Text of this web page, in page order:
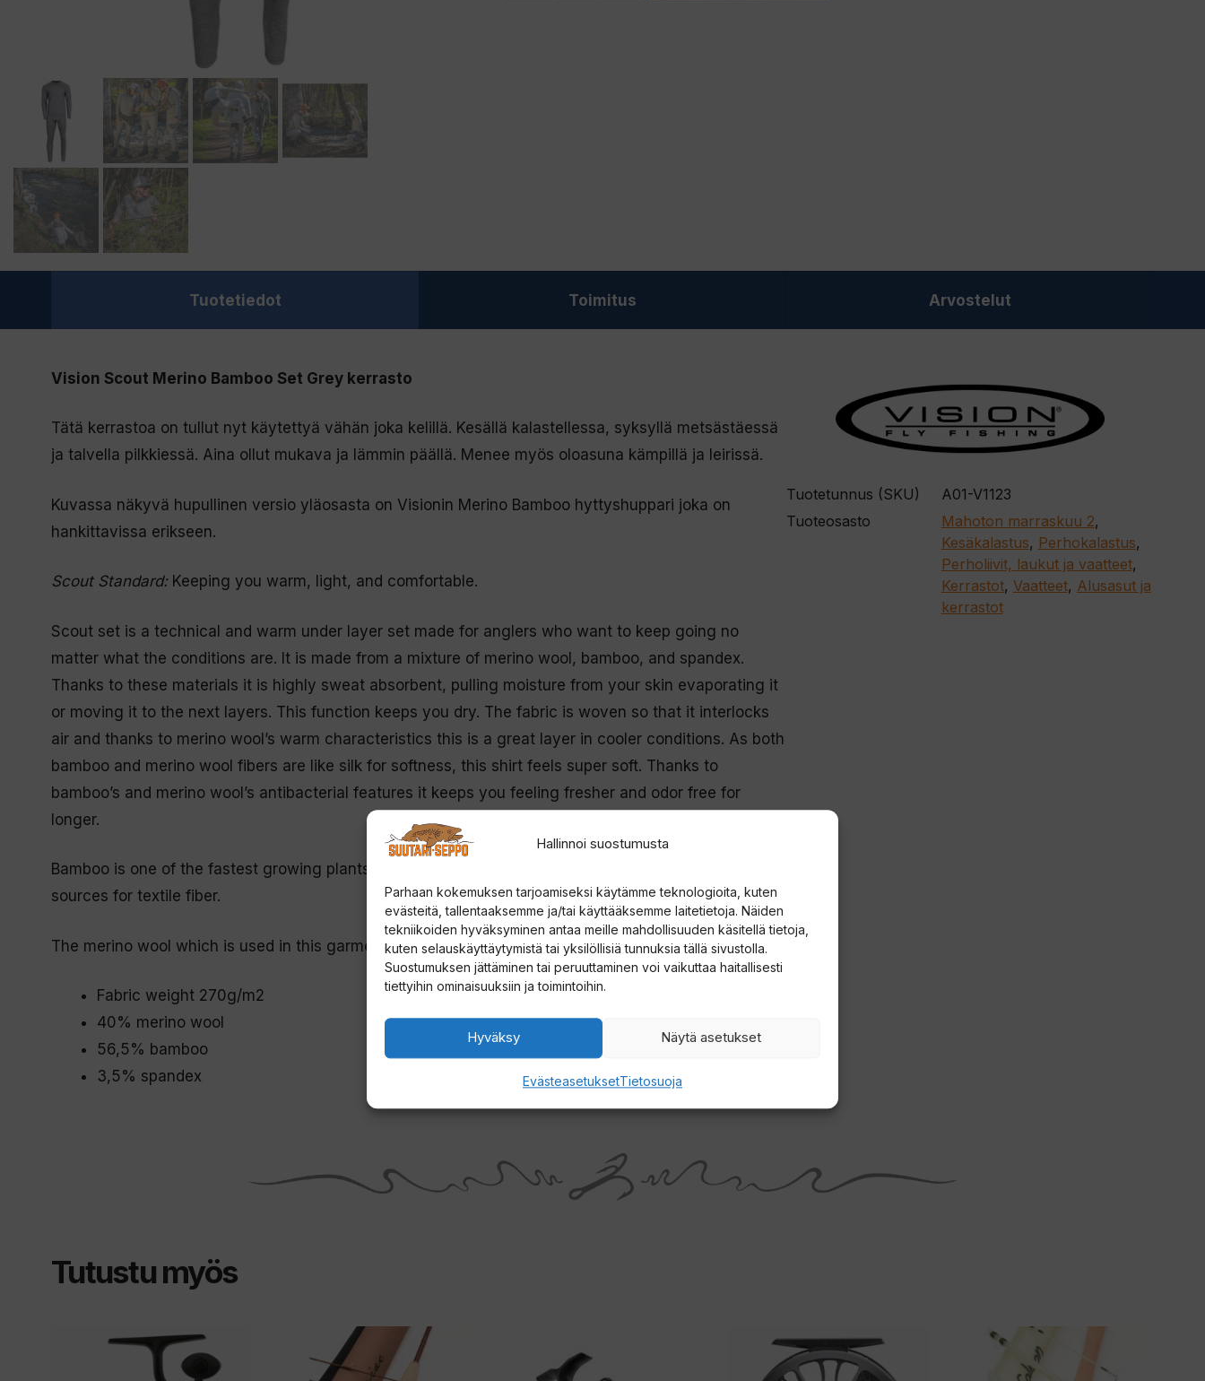
Hallinnoi suostumusta
Parhaan kokemuksen tarjoamiseksi käytämme teknologioita, kuten
evästeitä, tallentaaksemme ja/tai käyttääksemme laitetietoja. Näiden
tekniikoiden hyväksyminen antaa meille mahdollisuuden käsitellä tietoja,
kuten selauskäyttäytymistä tai yksilöllisiä tunnuksia tällä sivustolla.
Suostumuksen jättäminen tai peruuttaminen voi vaikuttaa haitallisesti
tiettyihin ominaisuuksiin ja toimintoihin.
Hyväksy Näytä asetukset
EvästeasetuksetTietosuoja
Tuotetiedot Toimitus Arvostelut
Vision Scout Merino Bamboo Set Grey kerrasto
Tätä kerrastoa on tullut nyt käytettyä vähän joka kelillä. Kesällä kalastellessa, syksyllä metsästäessä
ja talvella pilkkiessä. Aina ollut mukava ja lämmin päällä. Menee myös oloasuna kämpillä ja leirissä.
Kuvassa näkyvä hupullinen versio yläosasta on Visionin Merino Bamboo hyttyshuppari joka on
hankittavissa erikseen.
Scout Standard: Keeping you warm, light, and comfortable.
Scout set is a technical and warm under layer set made for anglers who want to keep going no
matter what the conditions are. It is made from a mixture of merino wool, bamboo, and spandex.
Thanks to these materials it is highly sweat absorbent, pulling moisture from your skin evaporating it
or moving it to the next layers. This function keeps you dry. The fabric is woven so that it interlocks
air and thanks to merino wool’s warm characteristics this is a great layer in cooler conditions. As both
bamboo and merino wool fibers are like silk for softness, this shirt feels super soft. Thanks to
bamboo’s and merino wool’s antibacterial features it keeps you feeling fresher and odor free for
longer.
Bamboo is one of the fastest growing plants in the world making it one of the most sustainable
sources for textile fiber.
The merino wool which is used in this garment is mulesing free.
Fabric weight 270g/m2
40% merino wool
56,5% bamboo
3,5% spandex
Tuotetunnus (SKU)
A01-V1123
Tuoteosasto
Mahoton marraskuu 2,
Kesäkalastus, Perhokalastus,
Perholiivit, laukut ja vaatteet,
Kerrastot, Vaatteet, Alusasut ja
kerrastot
Tutustu myös
tuotteella
tuotteella
tuotteella